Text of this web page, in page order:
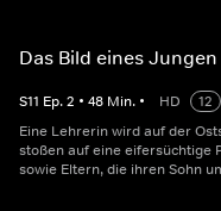
Das Bild eines Jungen
S11 Ep.2 • 48 Min. • HD
12
Eine Lehrerin wird auf der
stoßen auf eine eifersüchtige
sowie Eltern, die ihren Sohn